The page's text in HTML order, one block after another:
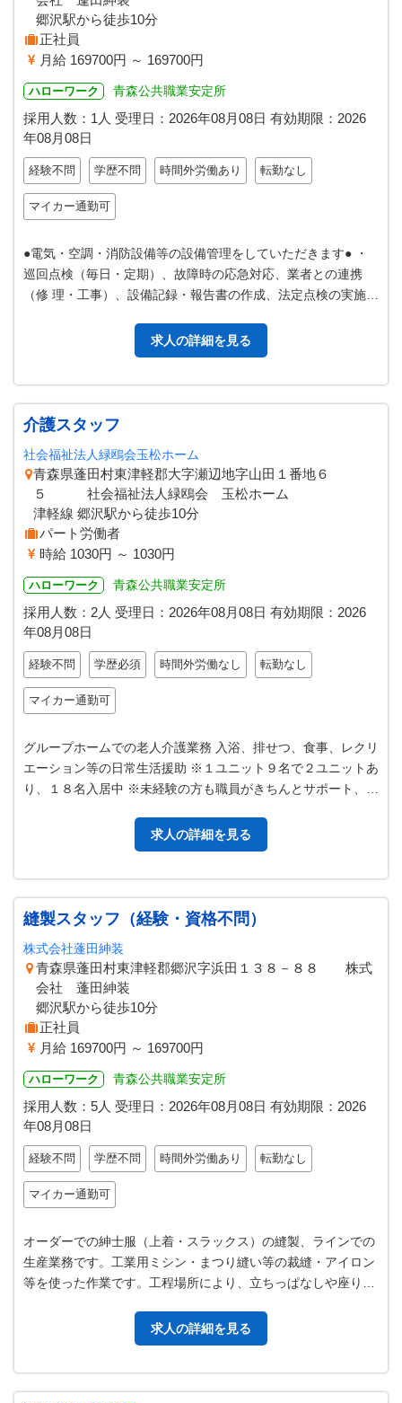
郷沢駅から徒歩10分
正社員
月給 169700円 ～ 169700円
ハローワーク 青森公共職業安定所
採用人数：1人 受理日： 2026年08月08日 有効期限： 2026
年08月08日
経験不問 学歴不問 時間外労働あり 転勤なし
マイカー通勤可
●電気・空調・消防設備等の設備管理をしていただきます● ・
巡回点検（毎日・定期）、故障時の応急対応、業者との連携
（修 理・工事）、設備記録・報告書の作成、法定点検の実施・
求人の詳細を見る
介護スタッフ
社会福祉法人緑鴎会玉松ホーム
青森県蓬田村東津軽郡大字瀬辺地字山田１番地６
５ 社会福祉法人緑鴎会 玉松ホーム
津軽線 郷沢駅から徒歩10分
パート労働者
時給 1030円 ～ 1030円
ハローワーク 青森公共職業安定所
採用人数：2人 受理日： 2026年08月08日 有効期限： 2026
年08月08日
経験不問 学歴必須 時間外労働なし 転勤なし
マイカー通勤可
グループホームでの老人介護業務 入浴、排せつ、食事、レクリ
エーション等の日常生活援助 ※１ユニット９名で２ユニットあ
り、１８名入居中 ※未経験の方も職員がきちんとサポート、研
求人の詳細を見る
縫製スタッフ（経験・資格不問）
株式会社蓬田紳装
青森県蓬田村東津軽郡郷沢字浜田１３８－８８ 株式
会社 蓬田紳装
郷沢駅から徒歩10分
正社員
月給 169700円 ～ 169700円
ハローワーク 青森公共職業安定所
採用人数：5人 受理日： 2026年08月08日 有効期限： 2026
年08月08日
経験不問 学歴不問 時間外労働あり 転勤なし
マイカー通勤可
オーダーでの紳士服（上着・スラックス）の縫製、ラインでの
生産業務です。工業用ミシン・まつり縫い等の裁縫・アイロン
等を使った作業です。工程場所により、立ちっぱなしや座りっ
求人の詳細を見る